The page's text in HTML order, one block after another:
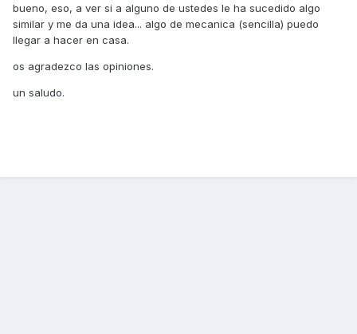
bueno, eso, a ver si a alguno de ustedes le ha sucedido algo
similar y me da una idea... algo de mecanica (sencilla) puedo
llegar a hacer en casa.
os agradezco las opiniones.
un saludo.